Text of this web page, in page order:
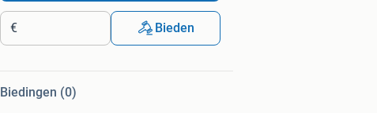
€ Bieden
Biedingen (0)